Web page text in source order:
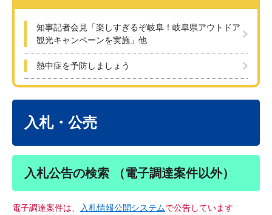
知事記者会見「楽しすぎるぞ岐阜！岐阜県アウトドア
観光キャンペーンを実施」他
熱中症を予防しましょう
入札・公売
入札公告の検索 （電子調達案件以外）
電子調達案件は、 入札情報公開システムで公告しています